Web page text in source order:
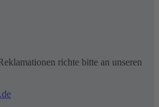
richte bitte an unseren